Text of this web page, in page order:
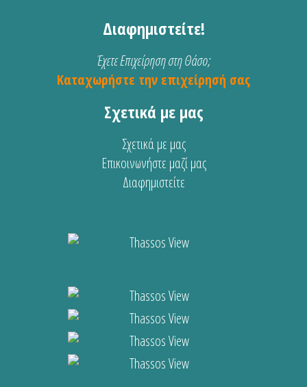
Διαφημιστείτε!
Έχετε Επιχείρηση στη Θάσο;
Καταχωρήστε την επιχείρησή σας
Σχετικά με μας
Σχετικά με μας
Επικοινωνήστε μαζί μας
Διαφημιστείτε